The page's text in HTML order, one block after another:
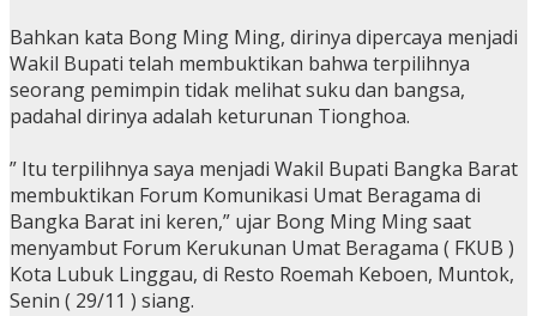
Bahkan kata Bong Ming Ming, dirinya dipercaya menjadi
Wakil Bupati telah membuktikan bahwa terpilihnya
seorang pemimpin tidak melihat suku dan bangsa,
padahal dirinya adalah keturunan Tionghoa.
” Itu terpilihnya saya menjadi Wakil Bupati Bangka Barat
membuktikan Forum Komunikasi Umat Beragama di
Bangka Barat ini keren,” ujar Bong Ming Ming saat
menyambut Forum Kerukunan Umat Beragama ( FKUB )
Kota Lubuk Linggau, di Resto Roemah Keboen, Muntok,
Senin ( 29/11 ) siang.